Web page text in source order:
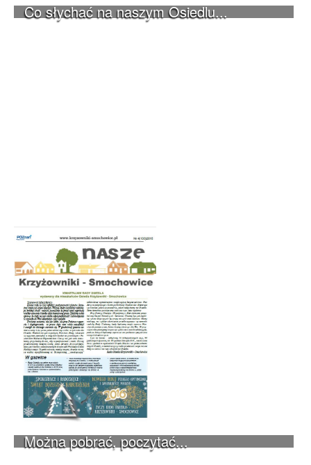
Co słychać na naszym Osiedlu...
Można pobrać, poczytać...